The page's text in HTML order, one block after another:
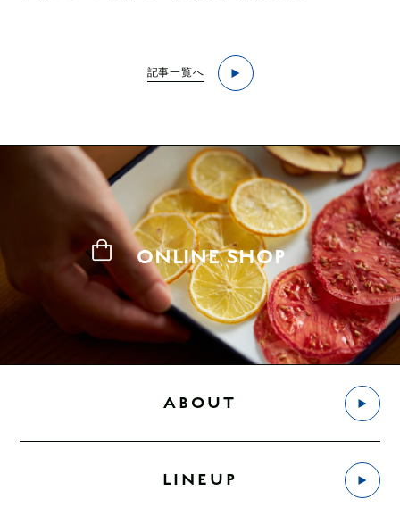
記事一覧へ
ONLINE SHOP
ABOUT
LINEUP